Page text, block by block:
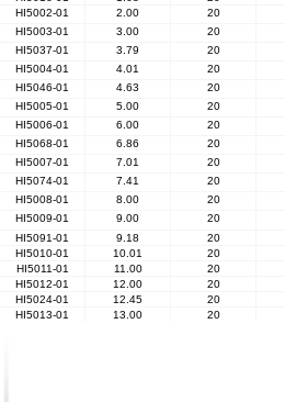
HI5002-01
2.00 20
HI5003-01
3.00 20
HI5037-01
3.79 20
HI5004-01
4.01 20
HI5046-01
4.63 20
HI5005-01
5.00 20
HI5006-01
6.00 20
HI5068-01
6.86 20
HI5007-01
7.01 20
HI5074-01
7.41 20
HI5008-01
8.00 20
HI5009-01
9.00 20
HI5091-01
9.18 20
HI5010-01
10.01 20
HI5011-01
11.00 20
HI5012-01
12.00 20
HI5024-01
12.45 20
HI5013-01
13.00 20